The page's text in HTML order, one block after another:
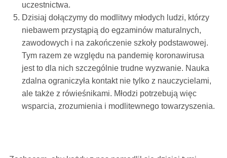
uczestnictwa.
Dzisiaj dołączymy do modlitwy młodych ludzi, którzy
niebawem przystąpią do egzaminów maturalnych,
zawodowych i na zakończenie szkoły podstawowej.
Tym razem ze względu na pandemię koronawirusa
jest to dla nich szczególnie trudne wyzwanie. Nauka
zdalna ograniczyła kontakt nie tylko z nauczycielami,
ale także z rówieśnikami. Młodzi potrzebują więc
wsparcia, zrozumienia i modlitewnego towarzyszenia.